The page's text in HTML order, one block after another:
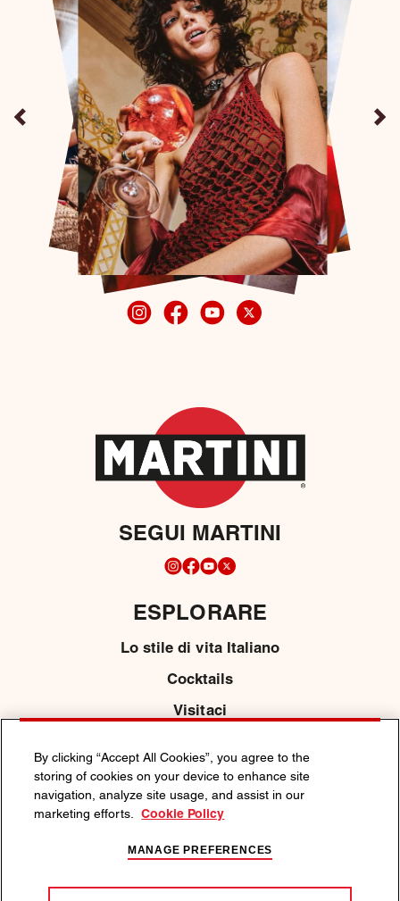
SEGUI MARTINI
ESPLORARE
Lo stile di vita Italiano
Cocktails
Visitaci
CHI SIAMO
Media
By clicking “Accept All Cookies”, you agree to the
storing of cookies on your device to enhance site
navigation, analyze site usage, and assist in our
marketing efforts.
Cookie Policy
MANAGE PREFERENCES